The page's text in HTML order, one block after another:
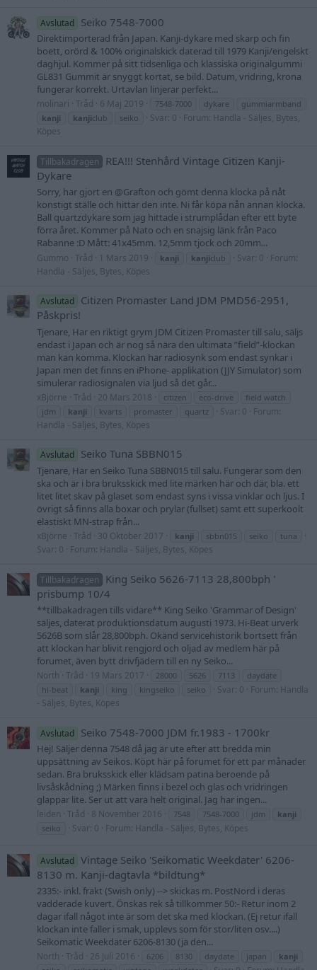
Avslutad Seiko 7548-7000
Direktimporterad från Japan. Kanji-dykare med skarp och fin
boett, orörd & 100% originalskick daterad till 1979 Kanji/engelskt
daghjul. Kommer på sitt tidsenliga och klassiska originalgummi
GL831 Gummit är snyggt kortat, se bild. Datum, vridring, krona
fungerar korrekt. Urtavlan linjerar perfekt...
molinari Tråd 6 Maj 2019 7548-7000 dykare
gummiarmband
kanji
kanjiclub seiko Svar: 0 Forum: Handla - Säljes, Bytes,
Köpes
Tillbakadragen
REA!!! Stenhård Vintage Citizen Kanji-
Dykare
Sorry, har gjort en @Grafton och gömt denna klocka på nåt
konstigt ställe och hittar den inte. Ni får köpa nån annan klocka.
Ball quartzdykare som jag hittade i strumplådan efter ett byte
förra året. Kommer på Nato och en snajsig länk från Paco
Rabanne :D Mått: 41x45mm. 12,5mm tjock och 20mm...
Gummo Tråd 1 Mars 2019 kanji kanjiclub Svar: 0
Forum:
Handla - Säljes, Bytes, Köpes
Avslutad
Citizen Promaster Land JDM PMD56-2951,
Påskpris!
Tjenare, Har en riktigt grym JDM Citizen Promaster till salu, säljs
endast i Japan och är nog så nära den ultimata ”field”-klockan
man kan komma. Klockan har radiosynk som endast synkar i
Japan men det finns en iPhone- applikation (JJY Simulator) som
simulerar radiosignalen via ljud så det går...
xBjörne Tråd 20 Mars 2018 citizen eco-drive
field watch
jdm
kanji kvarts promaster quartz Svar: 0
Forum:
Handla - Säljes, Bytes, Köpes
Avslutad Seiko Tuna SBBN015
Tjenare, Har en Seiko Tuna SBBN015 till salu. Fungerar som den
ska och är i bra bruksskick med lite märken här och där, bla. ett
litet litet skav på glaset som endast syns i vissa vinklar och ljus. I
övrigt så finns alla boxar och prylar (fullset) samt ett superkoolt
elastiskt MN-strap från...
xBjörne Tråd 30 Oktober 2017 kanji sbbn015 seiko tuna
Svar: 0 Forum: Handla - Säljes, Bytes, Köpes
Tillbakadragen
King Seiko 5626-7113 28,800bph '
prisbump 10/4
**tillbakadragen tills vidare** King Seiko 'Grammar of Design'
säljes, daterat produktionsdatum augusti 1973. Hi-Beat urverk
5626B som slår 28,800bph. Okänd servicehistorik bortsett från
att klockan har blivit rengjord och oljad av medlem här på
forumet, även bytt drivfjädern till en ny Seiko...
North Tråd 19 Mars 2017 28000 5626 7113
daydate
hi-beat
kanji king kingseiko seiko Svar: 0 Forum: Handla
- Säljes, Bytes, Köpes
Avslutad Seiko 7548-7000 JDM fr.1983 - 1700kr
Hej! Säljer denna 7548 då jag är ute efter att bredda min
uppsättning av Seikos. Köpt här på forumet för ett par månader
sedan. Bra bruksskick eller klädsam patina beroende på
livsåskådning ;) Märken finns i bezel och glas och vridringen
glappar lite. Ser ut att vara helt original. Jag har ingen...
leiden Tråd 8 November 2016 7548 7548-7000 jdm
kanji
seiko
Svar: 0 Forum: Handla - Säljes, Bytes, Köpes
Avslutad
Vintage Seiko 'Seikomatic Weekdater' 6206-
8130 m. Kanji-dagtavla *bildtung*
2335:- inkl. frakt (Swish only) --> skickas m. PostNord i deras
vadderade kuvert. Önskas rek så tillkommer 50:- Retur inom 2
dagar ifall något inte är som det ska med klockan. (Ej retur ifall
klockan inte faller i smak, upplevs som för stor/liten osv....)
Seikomatic Weekdater 6206-8130 (ja den...
North Tråd 26 Juli 2016 6206 8130 daydate japan
kanji